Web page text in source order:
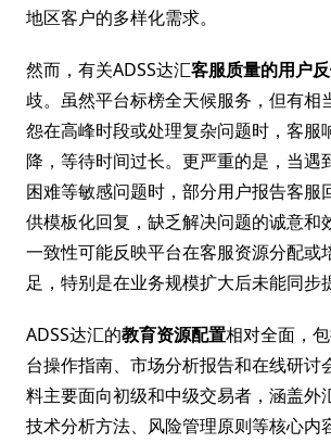
地区客户的多样化需求。
然而，有关ADSS达汇客服质量的用户
歧。虽然平台标榜全天候服务，但有相
怨在高峰时段或处理复杂问题时，客服
降，等待时间过长。更严重的是，当遇
困难等敏感问题时，部分用户报告客服
供模板化回复，缺乏解决问题的诚意和
一致性可能反映平台在客服资源分配或
足，特别是在业务规模扩大后未能同步
ADSS达汇的教育资源配置相对全面，
台操作指南、市场分析报告和在线研讨
料主要面向初级和中级交易者，涵盖外
技术分析方法、风险管理原则等核心内